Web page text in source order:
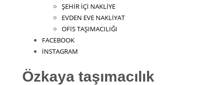
ŞEHİR İÇİ NAKLİYE
EVDEN EVE NAKLİYAT
OFİS TAŞIMACILIĞI
FACEBOOK
İNSTAGRAM
Özkaya taşımacılık